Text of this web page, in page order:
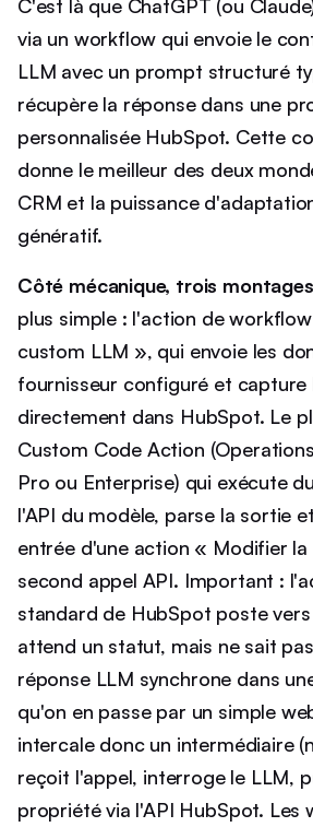
C'est là que ChatGPT (ou
via un workflow qui envoie le
LLM avec un prompt structuré
récupère la réponse dans une
personnalisée HubSpot. Cette
donne le meilleur des deux
CRM et la puissance
génératif.
Côté mécanique, trois
plus simple : l'action de
custom LLM », qui envoie les
fournisseur configuré et capture
directement dans HubSpot. Le
Custom Code Action
Pro ou Enterprise) qui exécute
l'API du modèle, parse la sortie
entrée d'une action « Modifier la
second appel API. Important :
standard de HubSpot poste vers
attend un statut, mais ne sait
réponse LLM synchrone dans
qu'on en passe par un simple
intercale donc un intermédiaire
reçoit l'appel, interroge le LLM,
propriété via l'API HubSpot. Les